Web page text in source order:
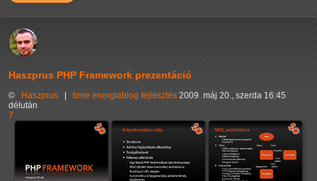
Haszprus PHP Framework prezentáció
© Haszprus bme energiablog fejlesztés 2009. máj 20., szerda 16:45
délután
7